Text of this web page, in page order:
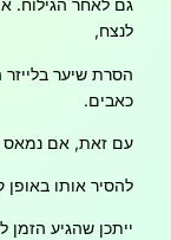
גם לאחר הגילוח.
לנצח,
הסרת שיער
כאבים.
עם זאת, אם נמאס
להסיר אותו באופן
ייתכן שהגיע